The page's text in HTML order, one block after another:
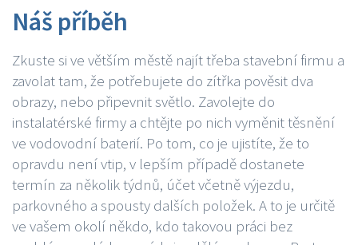
Náš příběh
Zkuste si ve větším městě najít třeba stavební firmu a
zavolat tam, že potřebujete do zítřka pověsit dva
obrazy, nebo připevnit světlo. Zavolejte do
instalatérské firmy a chtějte po nich vyměnit těsnění
ve vodovodní baterií. Po tom, co je ujistíte, že to
opravdu není vtip, v lepším případě dostanete
termín za několik týdnů, účet včetně výjezdu,
parkovného a spousty dalších položek. A to je určitě
ve vašem okolí někdo, kdo takovou práci bez